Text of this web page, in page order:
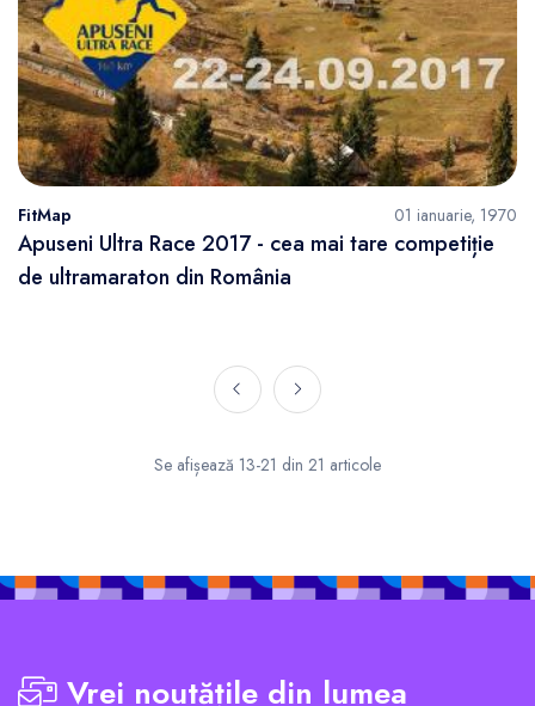
FitMap 01 ianuarie, 1970
Apuseni Ultra Race 2017 - cea mai tare competiție
de ultramaraton din România
Se afișează 13-21 din 21 articole
Vrei noutățile din lumea